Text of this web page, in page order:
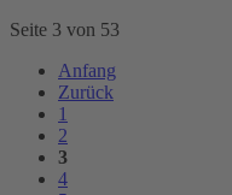
Seite 3 von 53
Anfang
Zurück
1
2
3
4